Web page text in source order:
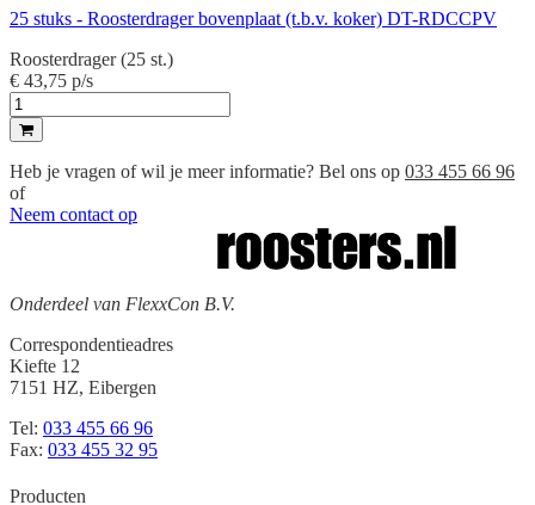
25 stuks - Roosterdrager bovenplaat (t.b.v. koker) DT-RDCCPV
Roosterdrager (25 st.)
€ 43,75 p/s
Heb je vragen of wil je meer informatie? Bel ons op 033 455 66 96
of
Neem contact op
Onderdeel van FlexxCon B.V.
Correspondentieadres
Kiefte 12
7151 HZ, Eibergen
Tel: 033 455 66 96
Fax: 033 455 32 95
Producten